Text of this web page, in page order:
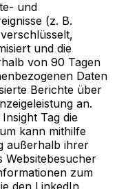
und
(z. B.
und die
von 90 Tagen
Daten
Berichte über
an.
Tag die
kann mithilfe
außerhalb ihrer
Websitebesucher
zum